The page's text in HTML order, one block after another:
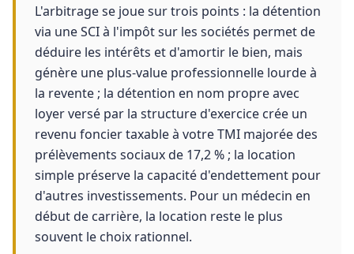
L'arbitrage se joue sur trois points : la détention
via une SCI à l'impôt sur les sociétés permet de
déduire les intérêts et d'amortir le bien, mais
génère une plus-value professionnelle lourde à
la revente ; la détention en nom propre avec
loyer versé par la structure d'exercice crée un
revenu foncier taxable à votre TMI majorée des
prélèvements sociaux de 17,2 % ; la location
simple préserve la capacité d'endettement pour
d'autres investissements. Pour un médecin en
début de carrière, la location reste le plus
souvent le choix rationnel.